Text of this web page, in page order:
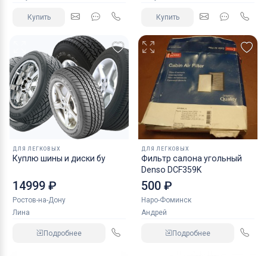
Купить Купить
ДЛЯ ЛЕГКОВЫХ
Куплю шины и диски бу
14999 ₽
Ростов-на-Дону
Лина
Подробнее
ДЛЯ ЛЕГКОВЫХ
Фильтр салона угольный
Denso DCF359K
500 ₽
Наро-Фоминск
Андрей
Подробнее